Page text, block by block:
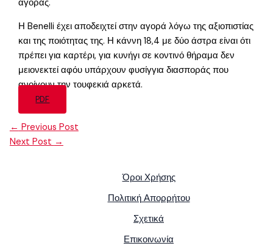
αγοράς.
Η Benelli έχει αποδειχτεί στην αγορά λόγω της αξιοπιστίας
και της ποιότητας της. Η κάννη 18,4 με δύο άστρα είναι ότι
πρέπει για καρτέρι, για κυνήγι σε κοντινό θήραμα δεν
μειονεκτεί αφόυ υπάρχουν φυσίγγια διασποράς που
ανοίγουν την τουφεκιά αρκετά.
PDF
← Previous Post
Next Post →
Όροι Χρήσης
Πολιτική Απορρήτου
Σχετικά
Επικοινωνία